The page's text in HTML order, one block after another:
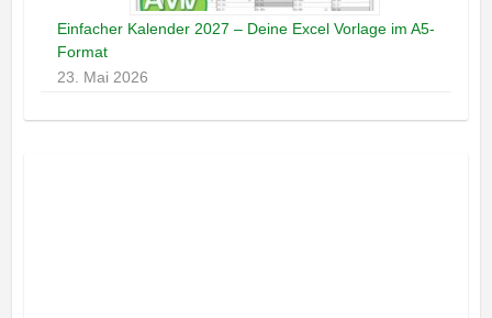
Einfacher Kalender 2027 – Deine Excel Vorlage im A5-
Format
23. Mai 2026